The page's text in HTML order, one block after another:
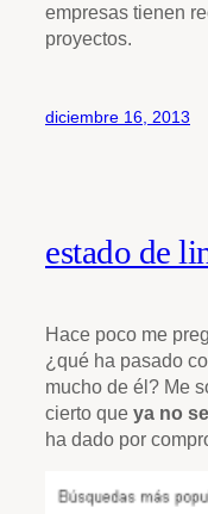
empresas tienen
proyectos.
diciembre 16, 2013
estado de
Hace poco me
¿qué ha pasado
mucho de él? Me
cierto que ya no
ha dado por